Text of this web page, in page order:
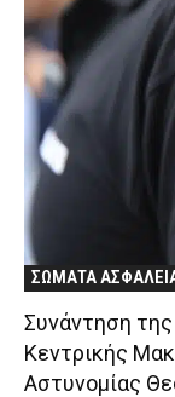
ΣΩΜΑΤΑ
Συνάντηση
Κεντρικής
Αστυνομίας